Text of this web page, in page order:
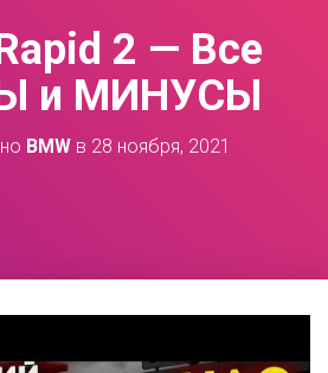
Ю
2 — Все
и МИНУСЫ
BMW в 28 ноября, 2021